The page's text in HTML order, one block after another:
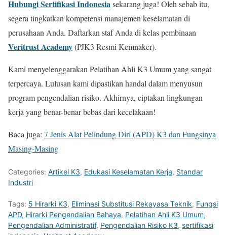
Hubungi Sertifikasi Indonesiasekarang juga! Oleh sebab itu,
segera tingkatkan kompetensi manajemen keselamatan di
perusahaan Anda. Daftarkan staf Anda di kelas pembinaan
Veritrust Academy(PJK3 Resmi Kemnaker).
Kami menyelenggarakan Pelatihan Ahli K3 Umum yang sangat
terpercaya. Lulusan kami dipastikan handal dalam menyusun
program pengendalian risiko. Akhirnya, ciptakan lingkungan
kerja yang benar-benar bebas dari kecelakaan!
Baca juga: 7 Jenis Alat Pelindung Diri (APD) K3 dan Fungsinya
Masing-Masing
Categories: Artikel K3, Edukasi Keselamatan Kerja, Standar
Industri
Tags: 5 Hirarki K3, Eliminasi Substitusi Rekayasa Teknik, Fungsi
APD, Hirarki Pengendalian Bahaya, Pelatihan Ahli K3 Umum,
Pengendalian Administratif, Pengendalian Risiko K3, sertifikasi